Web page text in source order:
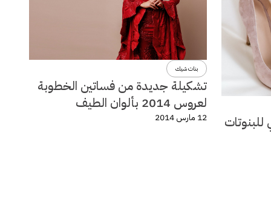
بنات شيك
تشكيلة جديدة من فساتين الخطوبة
لعروس 2014 بألوان الطيف
12 مارس 2014